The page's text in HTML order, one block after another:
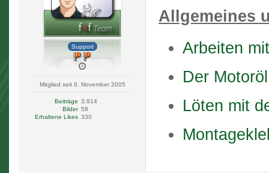
Support
Mitglied seit 6. November 2005
Beiträge 3.914
Bilder 58
Erhaltene Likes 330
Allgemeines
Arbeiten
Der
Löten mit